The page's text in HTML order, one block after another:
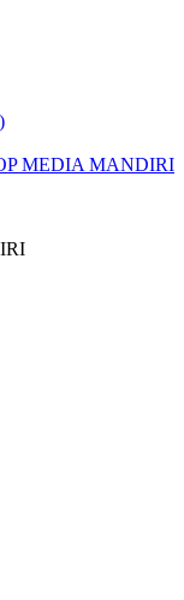
MEDIA MANDIRI